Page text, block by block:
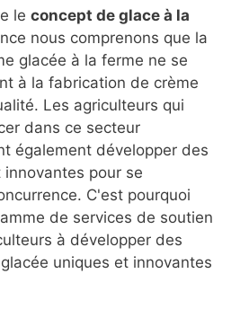
le concept de glace à la
nous comprenons que la
glacée à la ferme ne se
à la fabrication de crème
Les agriculteurs qui
dans ce secteur
également développer des
pour se
C'est pourquoi
de services de soutien
à développer des
uniques et innovantes